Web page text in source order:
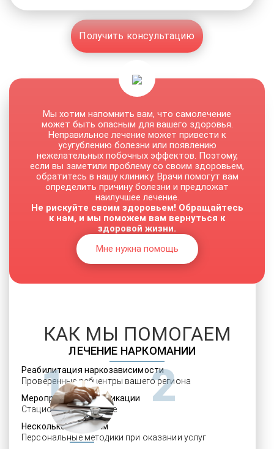
Получить консультацию
ЛЕЧЕНИЕ НАРКОМАНИИ
Реабилитация наркозависимости
Проверенные ребцентры вашего региона
Мероприятия детоксикации
Стационарное лечение
Несколько программ
Персональные методики при оказании услуг
Мы хотим напомнить вам, что самолечение
может быть опасным для вашего здоровья.
Неправильное лечение может привести к
усугублению болезни или появлению
нежелательных побочных эффектов. Поэтому,
если вы заметили проблему со своим здоровьем,
обратитесь в нашу клинику. Врачи помогут вам
определить причину болезни и предложат
наилучшее лечение.
Не рискуйте своим здоровьем! Обращайтесь
к нам, и мы поможем вам вернуться к
здоровой жизни.
Мне нужна помощь
КАК МЫ ПОМОГАЕМ
1 2